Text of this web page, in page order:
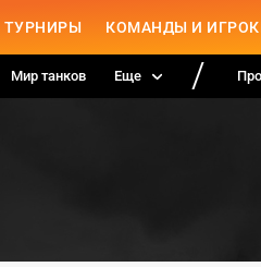
ТУРНИРЫ КОМАНДЫ И
Мир танков Еще